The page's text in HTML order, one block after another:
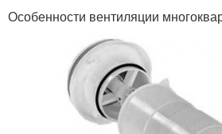
Особенности вентиляции